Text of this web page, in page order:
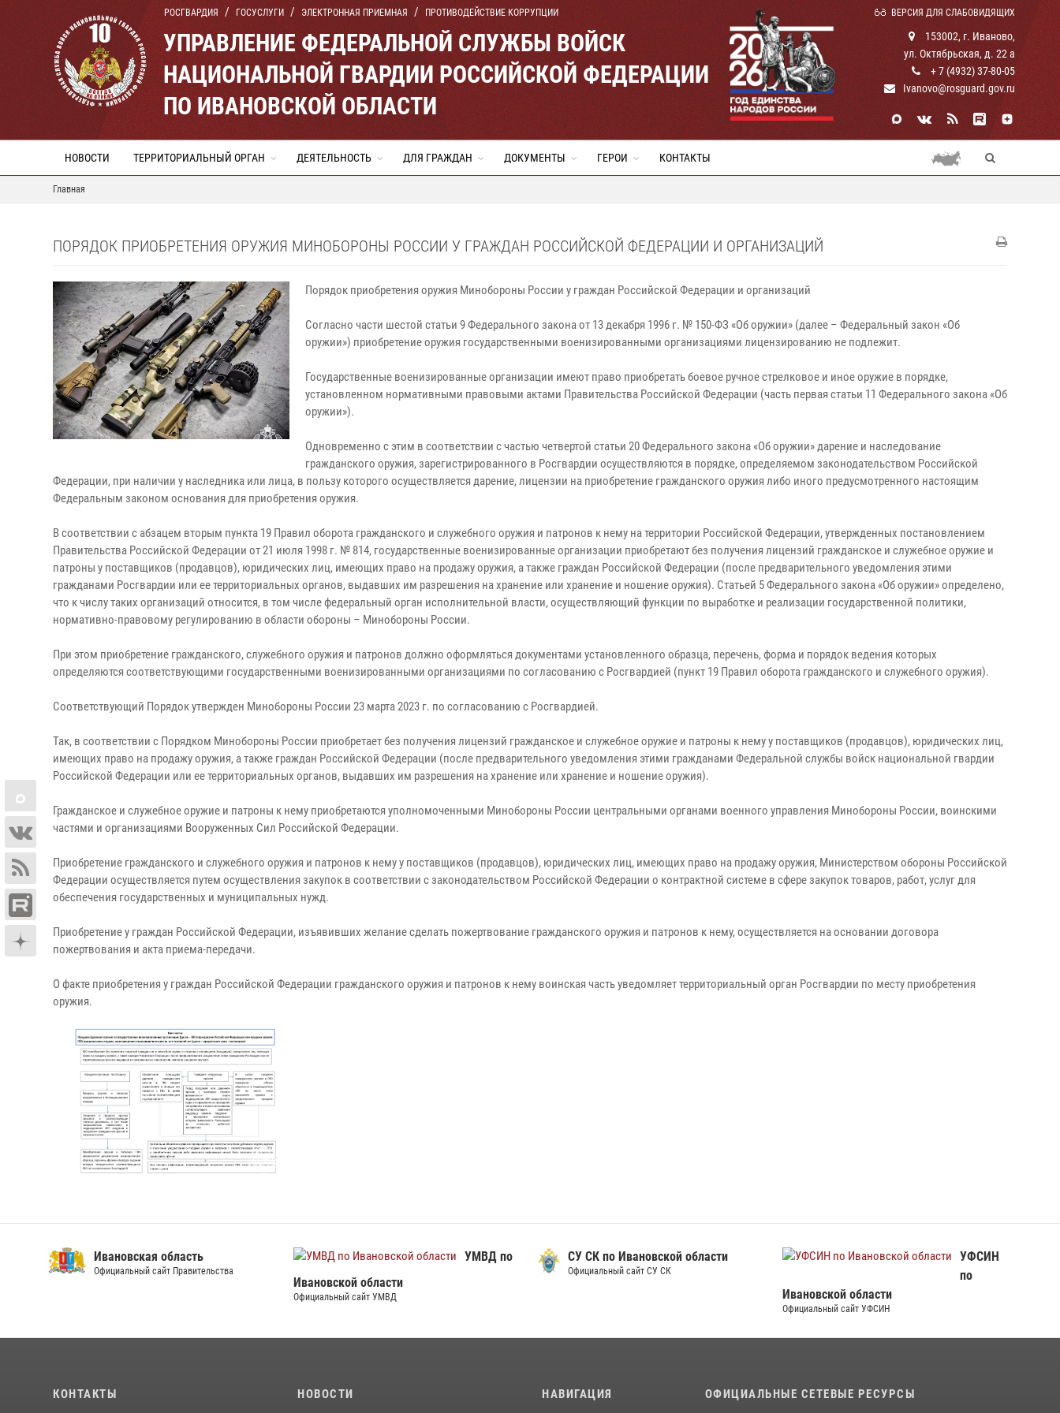
РОСГВАРДИЯ ГОСУСЛУГИ ЭЛЕКТРОННАЯ ПРИЕМНАЯ ПРОТИВОДЕЙСТВИЕ КОРРУПЦИИ ВЕРСИЯ ДЛЯ СЛАБОВИДЯЩИХ
УПРАВЛЕНИЕ ФЕДЕРАЛЬНОЙ СЛУЖБЫ ВОЙСК
НАЦИОНАЛЬНОЙ ГВАРДИИ РОССИЙСКОЙ ФЕДЕРАЦИИ
ПО ИВАНОВСКОЙ ОБЛАСТИ
153002, г. Иваново,
ул. Октябрьская, д. 22 а
+ 7 (4932) 37-80-05
Ivanovo@rosguard.gov.ru
НОВОСТИ ТЕРРИТОРИАЛЬНЫЙ ОРГАН ДЕЯТЕЛЬНОСТЬ ДЛЯ ГРАЖДАН ДОКУМЕНТЫ ГЕРОИ КОНТАКТЫ
Главная
ПОРЯДОК ПРИОБРЕТЕНИЯ ОРУЖИЯ МИНОБОРОНЫ РОССИИ У ГРАЖДАН РОССИЙСКОЙ ФЕДЕРАЦИИ И ОРГАНИЗАЦИЙ
Порядок приобретения оружия Минобороны России у граждан Российской Федерации и организаций
Согласно части шестой статьи 9 Федерального закона от 13 декабря 1996 г. № 150-ФЗ «Об оружии» (далее – Федеральный закон «Об
оружии») приобретение оружия государственными военизированными организациями лицензированию не подлежит.
Государственные военизированные организации имеют право приобретать боевое ручное стрелковое и иное оружие в порядке,
установленном нормативными правовыми актами Правительства Российской Федерации (часть первая статьи 11 Федерального закона «Об
оружии»).
Одновременно с этим в соответствии с частью четвертой статьи 20 Федерального закона «Об оружии» дарение и наследование
гражданского оружия, зарегистрированного в Росгвардии осуществляются в порядке, определяемом законодательством Российской
Федерации, при наличии у наследника или лица, в пользу которого осуществляется дарение, лицензии на приобретение гражданского оружия либо иного предусмотренного настоящим
Федеральным законом основания для приобретения оружия.
В соответствии с абзацем вторым пункта 19 Правил оборота гражданского и служебного оружия и патронов к нему на территории Российской Федерации, утвержденных постановлением
Правительства Российской Федерации от 21 июля 1998 г. № 814, государственные военизированные организации приобретают без получения лицензий гражданское и служебное оружие и
патроны у поставщиков (продавцов), юридических лиц, имеющих право на продажу оружия, а также граждан Российской Федерации (после предварительного уведомления этими
гражданами Росгвардии или ее территориальных органов, выдавших им разрешения на хранение или хранение и ношение оружия). Статьей 5 Федерального закона «Об оружии» определено,
что к числу таких организаций относится, в том числе федеральный орган исполнительной власти, осуществляющий функции по выработке и реализации государственной политики,
нормативно-правовому регулированию в области обороны – Минобороны России.
При этом приобретение гражданского, служебного оружия и патронов должно оформляться документами установленного образца, перечень, форма и порядок ведения которых
определяются соответствующими государственными военизированными организациями по согласованию с Росгвардией (пункт 19 Правил оборота гражданского и служебного оружия).
Соответствующий Порядок утвержден Минобороны России 23 марта 2023 г. по согласованию с Росгвардией.
Так, в соответствии с Порядком Минобороны России приобретает без получения лицензий гражданское и служебное оружие и патроны к нему у поставщиков (продавцов), юридических лиц,
имеющих право на продажу оружия, а также граждан Российской Федерации (после предварительного уведомления этими гражданами Федеральной службы войск национальной гвардии
Российской Федерации или ее территориальных органов, выдавших им разрешения на хранение или хранение и ношение оружия).
Гражданское и служебное оружие и патроны к нему приобретаются уполномоченными Минобороны России центральными органами военного управления Минобороны России, воинскими
частями и организациями Вооруженных Сил Российской Федерации.
Приобретение гражданского и служебного оружия и патронов к нему у поставщиков (продавцов), юридических лиц, имеющих право на продажу оружия, Министерством обороны Российской
Федерации осуществляется путем осуществления закупок в соответствии с законодательством Российской Федерации о контрактной системе в сфере закупок товаров, работ, услуг для
обеспечения государственных и муниципальных нужд.
Приобретение у граждан Российской Федерации, изъявивших желание сделать пожертвование гражданского оружия и патронов к нему, осуществляется на основании договора
пожертвования и акта приема-передачи.
О факте приобретения у граждан Российской Федерации гражданского оружия и патронов к нему воинская часть уведомляет территориальный орган Росгвардии по месту приобретения
оружия.
Ивановская область
Официальный сайт Правительства
УМВД по
Ивановской области
Официальный сайт УМВД
СУ СК по Ивановской области
Официальный сайт СУ СК
УФСИН
по
Ивановской области
Официальный сайт УФСИН
КОНТАКТЫ НОВОСТИ НАВИГАЦИЯ ОФИЦИАЛЬНЫЕ СЕТЕВЫЕ РЕСУРСЫ